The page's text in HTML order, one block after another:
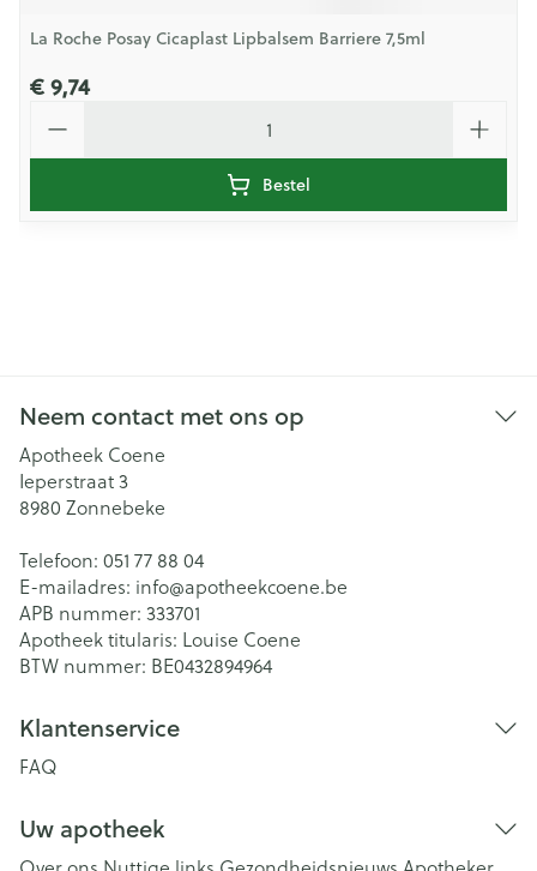
La Roche Posay Cicaplast Lipbalsem Barriere 7,5ml
€ 9,74
Bestel
Neem contact met ons op
Apotheek Coene
Ieperstraat 3
8980 Zonnebeke
Telefoon: 051 77 88 04
E-mailadres: info@apotheekcoene.be
APB nummer: 333701
Apotheek titularis: Louise Coene
BTW nummer: BE0432894964
Klantenservice
FAQ
Uw apotheek